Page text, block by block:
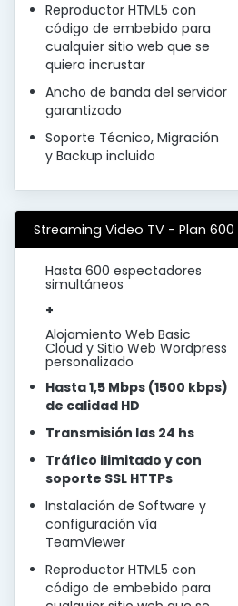
Reproductor HTML5 con
código de embebido para
cualquier sitio web que se
quiera incrustar
Ancho de banda del servidor
garantizado
Soporte Técnico, Migración
y Backup incluido
Streaming Video TV - Plan 600
Hasta 600 espectadores
simultáneos
+
Alojamiento Web Basic
Cloud y Sitio Web Wordpress
personalizado
Hasta 1,5 Mbps (1500 kbps)
de calidad HD
Transmisión las 24 hs
Tráfico ilimitado y con
soporte SSL HTTPs
Instalación de Software y
configuración vía
TeamViewer
Reproductor HTML5 con
código de embebido para